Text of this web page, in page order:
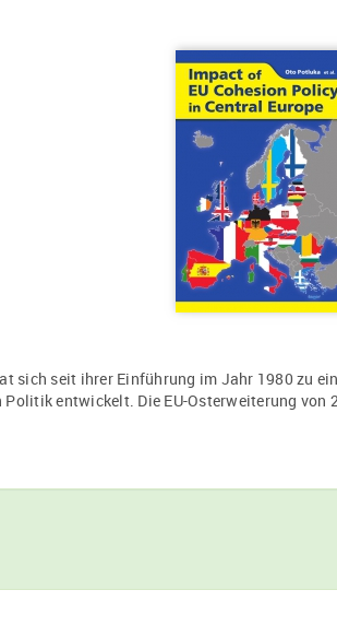
sich seit ihrer Einführung im Jahr 1980 zu
entwickelt. Die EU-Osterweiterung von